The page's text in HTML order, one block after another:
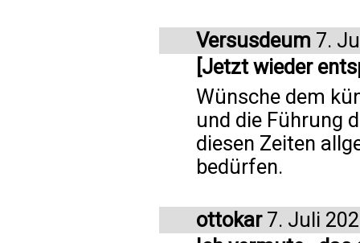
Versusdeum 7.
[Jetzt wieder
Wünsche dem
und die Führung
diesen Zeiten
bedürfen.
ottokar7. Juli